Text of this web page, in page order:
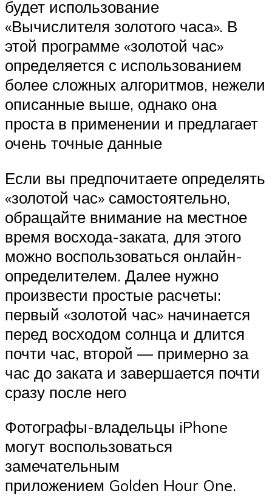
будет использование
«Вычислителя золотого часа». В
этой программе «золотой час»
определяется с использованием
более сложных алгоритмов, нежели
описанные выше, однако она
проста в применении и предлагает
очень точные данные
Если вы предпочитаете определять
«золотой час» самостоятельно,
обращайте внимание на местное
время восхода-заката, для этого
можно воспользоваться онлайн-
определителем. Далее нужно
произвести простые расчеты:
первый «золотой час» начинается
перед восходом солнца и длится
почти час, второй — примерно за
час до заката и завершается почти
сразу после него
Фотографы-владельцы iPhone
могут воспользоваться
замечательным
приложением Golden Hour One.